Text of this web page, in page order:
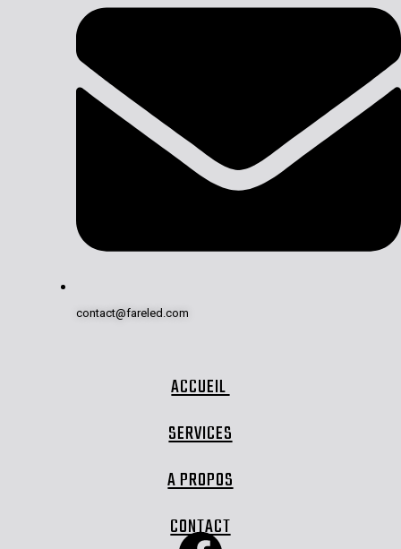
contact@fareled.com
ACCUEIL
SERVICES
A PROPOS
CONTACT